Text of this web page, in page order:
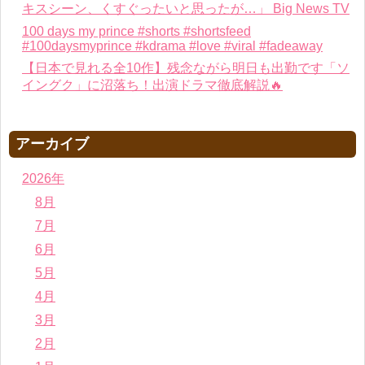
キスシーン、くすぐったいと思ったが…」 Big News TV
100 days my prince #shorts #shortsfeed
#100daysmyprince #kdrama #love #viral #fadeaway
【日本で見れる全10作】残念ながら明日も出勤です「ソ
イングク」に沼落ち！出演ドラマ徹底解説🔥
アーカイブ
2026年
8月
7月
6月
5月
4月
3月
2月